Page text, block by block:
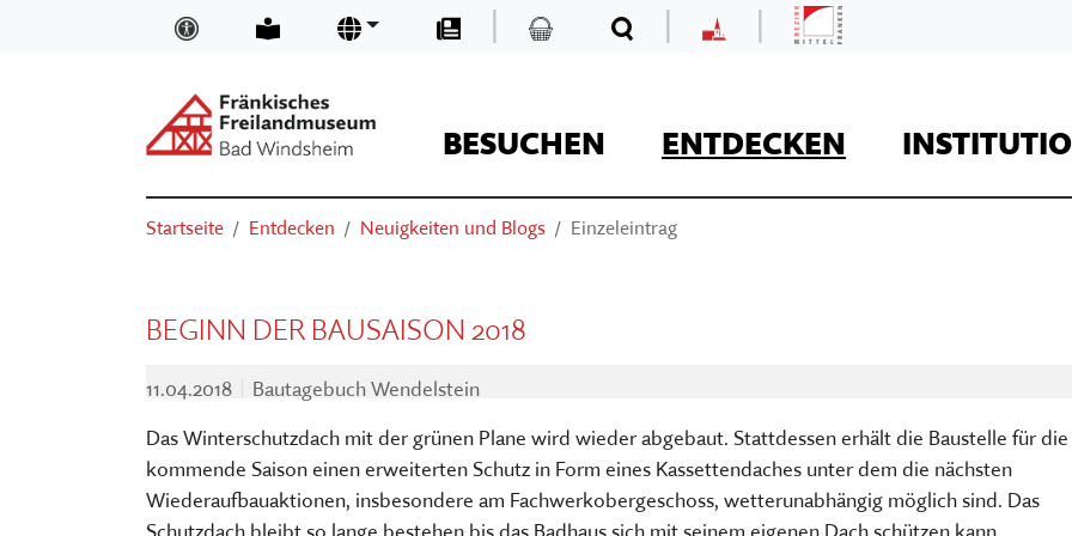
Zum Hauptinhalt springenInklusion und Barrierefreiheit
Leichte Sprache
Sprachen Presse
| Kaufladen | | Mittelfranken
BESUCHEN ENTDECKEN
BASIS-INFOS
ORIENTIEREN IM MUSEUM
VERANSTALTUNGEN
AUSSTELLUNGEN
Kaufladen
Der Onlineshop des
MUSEUM DIGITAL
KURSE
VORTRÄGE
THEATER, KINO & KONZERTE
Museum Kirche in
MUSEUM KIRCHE IN FRANKEN
FÖRDERVEREIN
STELLENANGEBOTE
MUSEUMSAUFGABEN
Museumsaufgaben
Startseite Entdecken Neuigkeiten und Blogs Einzeleintrag
BEGINN DER BAUSAISON 2018
11.04.2018 Bautagebuch Wendelstein
Das Winterschutzdach mit der grünen Plane wird wieder abgebaut. Stattdessen erhält die Baustelle für die
kommende Saison einen erweiterten Schutz in Form eines Kassettendaches unter dem die nächsten
Wiederaufbauaktionen, insbesondere am Fachwerkobergeschoss, wetterunabhängig möglich sind. Das
Schutzdach bleibt so lange bestehen bis das Badhaus sich mit seinem eigenen Dach schützen kann.